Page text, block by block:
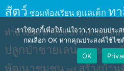
สัตว์ ซ่อมห้องเรียน ดูแลเด็ก ท
ทำยางยืด ทำโป่งบริจาค ปลูกต้น
ปลูกป่าชายเลน ปลูกป่าโกงกาง
พัฒนาชุมชน สร้างบ้า
เราใช้คุกกี้เพื่อให้แน่ใจว่าเรามอบปร
กดเลือก OK หากคุณประสงค์ใช้ไ
OK